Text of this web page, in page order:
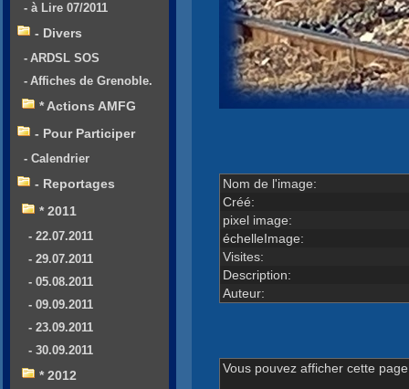
Nom de l'image:
Créé:
pixel image:
échelleImage:
Visites:
Description:
Auteur:
Vous pouvez afficher cette
- à Lire 07/2011
- Divers
- ARDSL SOS
- Affiches de Grenoble.
* Actions AMFG
- Pour Participer
- Calendrier
- Reportages
* 2011
- 22.07.2011
- 29.07.2011
- 05.08.2011
- 09.09.2011
- 23.09.2011
- 30.09.2011
* 2012